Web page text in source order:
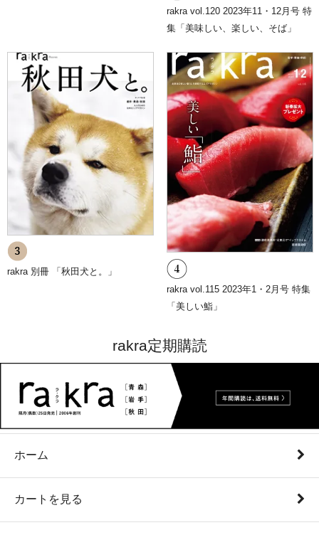
rakra vol.120 2023年11・12月号 特
集「美味しい、楽しい、そば」
rakra 別冊 「秋田犬と。」
rakra vol.115 2023年1・2月号 特集
「美しい鮨」
rakra定期購読
ホーム
カートを見る